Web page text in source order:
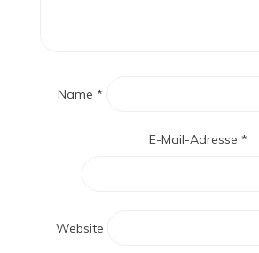
Name *
E-Mail-Adresse*
Website